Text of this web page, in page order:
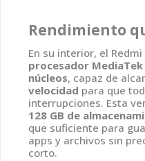
Rendimiento
En su interior, el
procesador MediaTek
núcleos, capaz de
velocidad para que
interrupciones. Esta
128 GB de
que suficiente para
apps y archivos sin
corto.